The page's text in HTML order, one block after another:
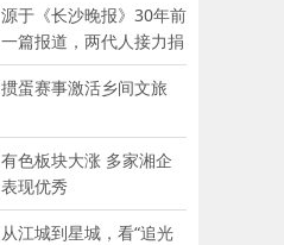
源于《长沙晚报》30年前
一篇报道，两代人接力捐
资助学
掼蛋赛事激活乡间文旅
有色板块大涨 多家湘企
表现优秀
从江城到星城，看“追光